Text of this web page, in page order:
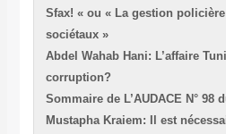
Sfax! « ou « La gestion
sociétaux »
Abdel Wahab Hani: L’affaire
corruption?
Sommaire de L’AUDACE N° 98
Mustapha Kraiem: Il est